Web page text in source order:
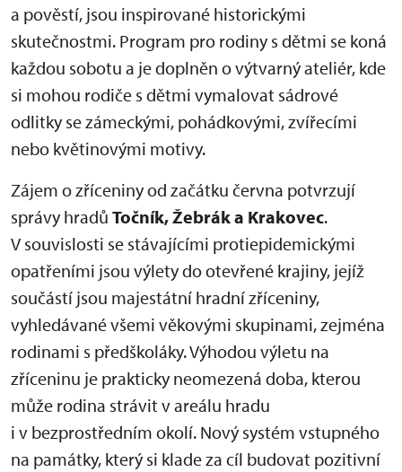
a pověstí, jsou inspirované historickými
skutečnostmi. Program pro rodiny s dětmi se koná
každou sobotu a je doplněn o výtvarný ateliér, kde
si mohou rodiče s dětmi vymalovat sádrové
odlitky se zámeckými, pohádkovými, zvířecími
nebo květinovými motivy.
Zájem o zříceniny od začátku června potvrzují
správy hradů Točník, Žebrák a Krakovec.
V souvislosti se stávajícími protiepidemickými
opatřeními jsou výlety do otevřené krajiny, jejíž
součástí jsou majestátní hradní zříceniny,
vyhledávané všemi věkovými skupinami, zejména
rodinami s předškoláky. Výhodou výletu na
zříceninu je prakticky neomezená doba, kterou
může rodina strávit v areálu hradu
i v bezprostředním okolí. Nový systém vstupného
na památky, který si klade za cíl budovat pozitivní